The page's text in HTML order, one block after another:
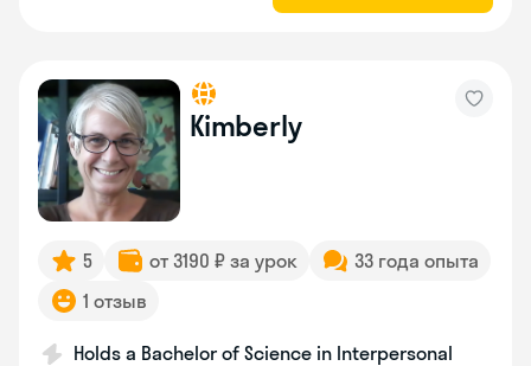
Kimberly
5 от 3190 ₽ за урок
33 года опыта
1 отзыв
Holds a Bachelor of Science in Interpersonal